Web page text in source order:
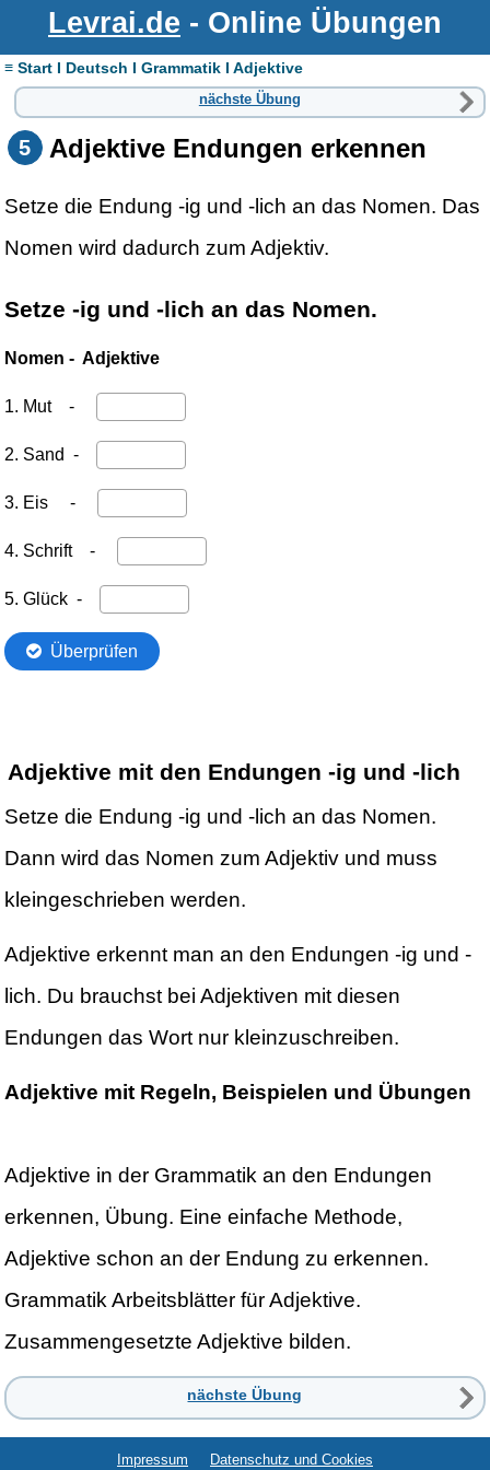
Levrai.de - Online Übungen
≡ Start I Deutsch I Grammatik I Adjektive
nächste Übung
5 Adjektive Endungen erkennen
Setze die Endung -ig und -lich an das Nomen. Das
Nomen wird dadurch zum Adjektiv.
Adjektive mit den Endungen -ig und -lich
Setze die Endung -ig und -lich an das Nomen.
Dann wird das Nomen zum Adjektiv und muss
kleingeschrieben werden.
Adjektive erkennt man an den Endungen -ig und -
lich. Du brauchst bei Adjektiven mit diesen
Endungen das Wort nur kleinzuschreiben.
Adjektive mit Regeln, Beispielen und Übungen
Adjektive in der Grammatik an den Endungen
erkennen, Übung. Eine einfache Methode,
Adjektive schon an der Endung zu erkennen.
Grammatik Arbeitsblätter für Adjektive.
Zusammengesetzte Adjektive bilden.
nächste Übung
Impressum Datenschutz und Cookies